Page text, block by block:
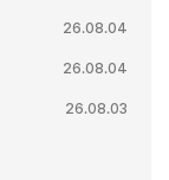
26.08.04
26.08.04
26.08.03